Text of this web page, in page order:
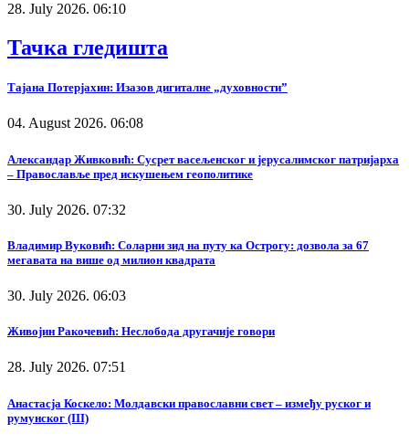
28. July 2026. 06:10
Тачка гледишта
Тајана Потерјахин: Изазов дигиталне „духовности”
04. August 2026. 06:08
Александар Живковић: Сусрет васељенског и јерусалимског патријарха
– Православље пред искушењем геополитике
30. July 2026. 07:32
Владимир Вуковић: Соларни зид на путу ка Острогу: дозвола за 67
мегавата на више од милион квадрата
30. July 2026. 06:03
Живојин Ракочевић: Неслобода другачије говори
28. July 2026. 07:51
Анастасја Коскело: Молдавски православни свет – између руског и
румунског (III)